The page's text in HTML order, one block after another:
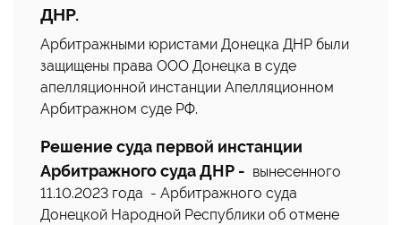
ДНР.
Арбитражными юристами Донецка ДНР были
защищены права ООО Донецка в суде
апелляционной инстанции Апелляционном
Арбитражном суде РФ.
Решение суда первой инстанции
Арбитражного суда ДНР - вынесенного
11.10.2023 года - Арбитражного суда
Донецкой Народной Республики об отмене